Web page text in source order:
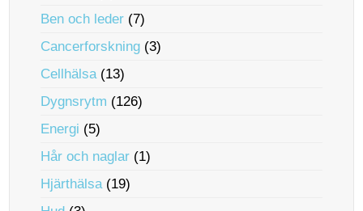
Ben och leder (7)
Cancerforskning (3)
Cellhälsa(13)
Dygnsrytm (126)
Energi (5)
Hår och naglar (1)
Hjärthälsa(19)